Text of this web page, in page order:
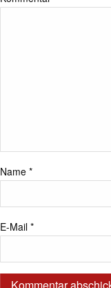
Name *
E-Mail *